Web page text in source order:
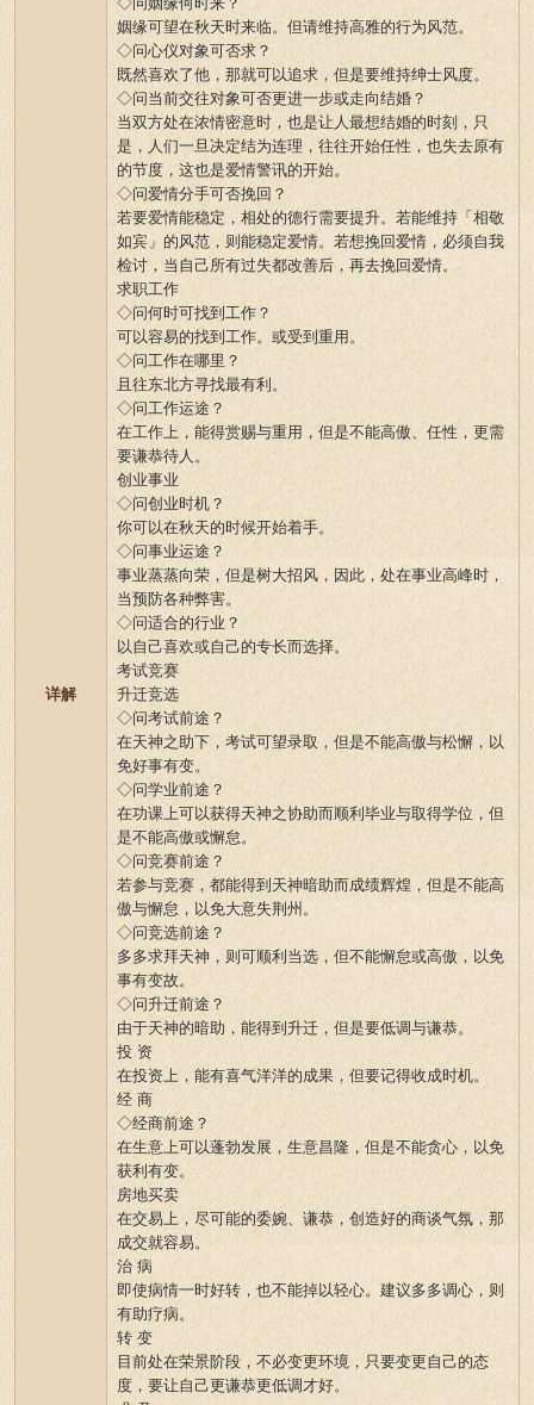
详解
姻缘可望在秋天时来临。但请维持高雅的行为风范。
◇问心仪对象可否求？
既然喜欢了他，那就可以追求，但是要维持绅士风度。
◇问当前交往对象可否更进一步或走向结婚？
当双方处在浓情密意时，也是让人最想结婚的时刻，只
是，人们一旦决定结为连理，往往开始任性，也失去原有
的节度，这也是爱情警讯的开始。
◇问爱情分手可否挽回？
若要爱情能稳定，相处的德行需要提升。若能维持「相敬
如宾」的风范，则能稳定爱情。若想挽回爱情，必须自我
检讨，当自己所有过失都改善后，再去挽回爱情。
求职工作
◇问何时可找到工作？
可以容易的找到工作。或受到重用。
◇问工作在哪里？
且往东北方寻找最有利。
◇问工作运途？
在工作上，能得赏赐与重用，但是不能高傲、任性，更需
要谦恭待人。
创业事业
◇问创业时机？
你可以在秋天的时候开始着手。
◇问事业运途？
事业蒸蒸向荣，但是树大招风，因此，处在事业高峰时，
当预防各种弊害。
◇问适合的行业？
以自己喜欢或自己的专长而选择。
考试竞赛
升迁竞选
◇问考试前途？
在天神之助下，考试可望录取，但是不能高傲与松懈，以
免好事有变。
◇问学业前途？
在功课上可以获得天神之协助而顺利毕业与取得学位，但
是不能高傲或懈怠。
◇问竞赛前途？
若参与竞赛，都能得到天神暗助而成绩辉煌，但是不能高
傲与懈怠，以免大意失荆州。
◇问竞选前途？
多多求拜天神，则可顺利当选，但不能懈怠或高傲，以免
事有变故。
◇问升迁前途？
由于天神的暗助，能得到升迁，但是要低调与谦恭。
投 资
在投资上，能有喜气洋洋的成果，但要记得收成时机。
经 商
◇经商前途？
在生意上可以蓬勃发展，生意昌隆，但是不能贪心，以免
获利有变。
房地买卖
在交易上，尽可能的委婉、谦恭，创造好的商谈气氛，那
成交就容易。
治 病
即使病情一时好转，也不能掉以轻心。建议多多调心，则
有助疗病。
转 变
目前处在荣景阶段，不必变更环境，只要变更自己的态
度，要让自己更谦恭更低调才好。